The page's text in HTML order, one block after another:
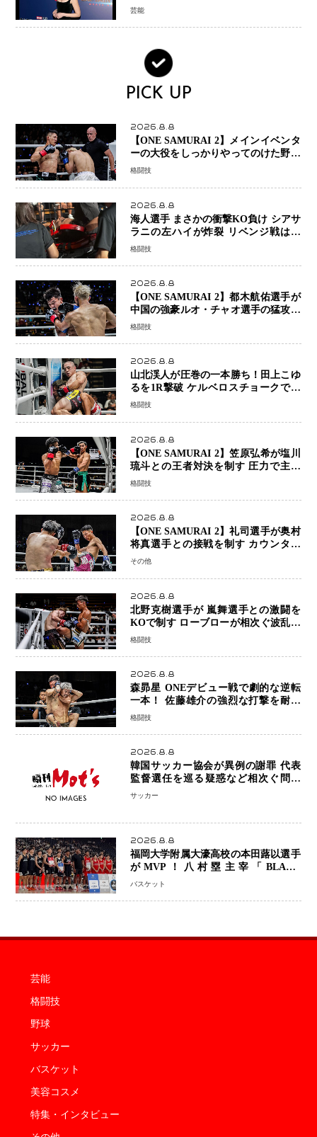
新ブラック・ウィドウ役のシラ・ハー
芸能
PICK UP
2026.8.8
【ONE SAMURAI 2】メインイベンタ
ーの大役をしっかりやってのけた野杁
正明が衝撃のリベンジ！ リウ・メン
ーで完全決着
格闘技
2026.8.8
海人選手 まさかの衝撃KO負け シアサ
ラニの左ハイが炸裂 リベンジ戦は一
瞬で決着
格闘技
2026.8.8
【ONE SAMURAI 2】都木航佑選手が
中国の強豪ルオ・チャオ選手の猛攻を
受けながらも的確な攻撃で応戦 最後
格闘技
2026.8.8
山北渓人が圧巻の一本勝ち！田上こゆ
るを1R撃破 ケルベロスチョークで存
在感を示す
格闘技
2026.8.8
【ONE SAMURAI 2】笠原弘希が塩川
琉斗との王者対決を制す 圧力で主導
権を握り判定勝利
格闘技
2026.8.8
【ONE SAMURAI 2】礼司選手が奥村
将真選手との接戦を制す カウンター
と正確な打撃で判定勝利
その他
2026.8.8
北野克樹選手が 嵐舞選手との激闘を
KOで制す ローブローが相次ぐ波乱の
展開…涙の勝利「生まれてくる娘のた
格闘技
2026.8.8
森昴星 ONEデビュー戦で劇的な逆転
一本！ 佐藤雄介の強烈な打撃を耐え
抜き、リアネイキッドチョークで勝利
格闘技
2026.8.8
韓国サッカー協会が異例の謝罪 代表
監督選任を巡る疑惑など相次ぐ問題
「組織の刷新」誓う
サッカー
2026.8.8
福岡大学附属大濠高校の本田蕗以選手
がMVP！八村塁主宰「BLACK
SAMURAI SUMMIT 2026」で存在
なった」
バスケット
芸能
格闘技
野球
サッカー
バスケット
美容コスメ
特集・インタビュー